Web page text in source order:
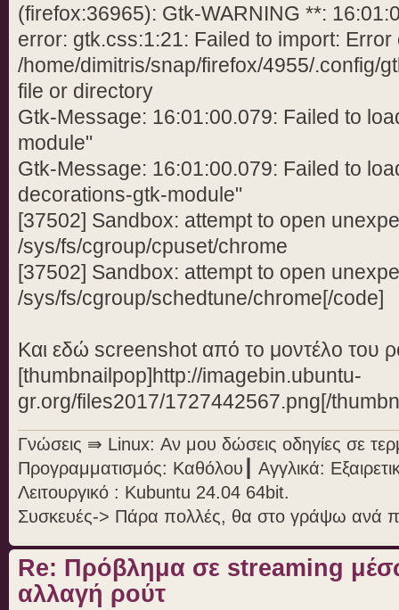
(firefox:36965): Gtk-WARNING **:
error: gtk.css:1:21: Failed to import: Error
/home/dimitris/snap/firefox/4955/.config/
file or directory
Gtk-Message: 16:01:00.079: Failed to
module"
Gtk-Message: 16:01:00.079: Failed to
decorations-gtk-module"
[37502] Sandbox: attempt to open
/sys/fs/cgroup/cpuset/chrome
[37502] Sandbox: attempt to open
/sys/fs/cgroup/schedtune/chrome[/code]
Και εδώ screenshot από το μοντέλο του
[thumbnailpop]http://imagebin.ubuntu-
gr.org/files2017/1727442567.png[/
Γνώσεις ⇛ Linux: Αν μου δώσεις οδηγίες σε
Προγραμματισμός: Καθόλου┃ Αγγλικά:
Λειτουργικό : Kubuntu 24.04 64bit.
Συσκευές-> Πάρα πολλές, θα στο γράψω ανά
Re: Πρόβλημα σε streaming
αλλαγή ρούτ